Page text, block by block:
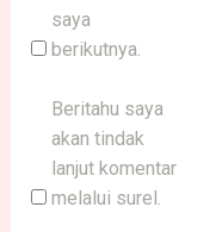
saya
berikutnya.
Beritahu saya
akan tindak
lanjut komentar
melalui surel.